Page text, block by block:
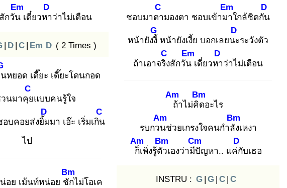
กวัน
Em
เดี๋ยวหา
D
ว่าไม่เตือน
| D | C | Em D ( 2 Times )
หยอด เดี๊ยะ เดี๊ยะโดนกอด
นมาคุย
C
แบบคนรู้ใจ
อบคอยส่งยิ้ม
D
มา เอ๊ะ เริ่มเกิน
C
ไป
อย เม้นท์หน่อย ชัก
Bm
ไม่โอเค
ชอบมาตา
C
มองตา ชอบเข้ามา
Em
ใกล้ชิดกัน
D
หน้ายังงี้
G
หน้ายังเงี้ย บอกเลยนะ
D
ระวังตัว
ถ้าเอาจริง
C
สักวัน
Em
เดี๋ยวหา
D
ว่าไม่เตือน
ถ้
Am
าไม่คิด
Bm
อะไร
รบกวน
Am
ช่วยเกรงใจคนกำลัง
Bm
เหงา
ก็เ
Am
พิ่งรู้ตัว
Bm
เองว่ามีปั
Cm
ญหา.. แค่กั
D
บเธอ
INSTRU : G | G | C | C